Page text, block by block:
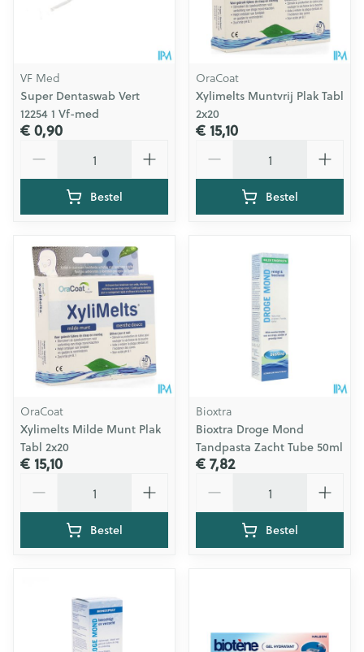
VF Med
Super Dentaswab Vert
12254 1 Vf-med
€ 0,90
Bestel
OraCoat
Xylimelts Muntvrij Plak Tabl
2x20
€ 15,10
Bestel
OraCoat
Xylimelts Milde Munt Plak
Tabl 2x20
€ 15,10
Bestel
Bioxtra
Bioxtra Droge Mond
Tandpasta Zacht Tube 50ml
€ 7,82
Bestel